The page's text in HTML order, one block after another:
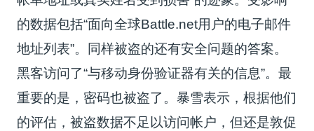
的数据包括“面向全球Battle.net用户的电子邮件
地址列表”。同样被盗的还有安全问题的答案。
黑客访问了“与移动身份验证器有关的信息”。最
重要的是，密码也被盗了。暴雪表示，根据他们
的评估，被盗数据不足以访问帐户，但还是敦促